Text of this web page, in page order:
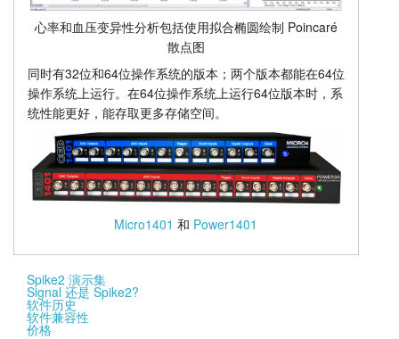
心率和血压变异性分析包括使用拟合椭圆绘制 Poincaré
散点图
同时有32位和64位操作系统的版本；两个版本都能在64位
操作系统上运行。在64位操作系统上运行64位版本时，系
统性能更好，能存取更多存储空间。
Micro1401 和 Power1401
Spike2 演示集
Signal 还是 Spike2?
软件历史
软件兼容性
价格